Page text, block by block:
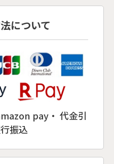
について
pay・ 代金引
振込